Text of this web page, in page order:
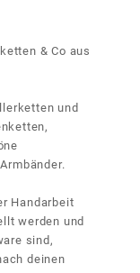
& Co aus
und
Handarbeit
werden und
sind,
deinen